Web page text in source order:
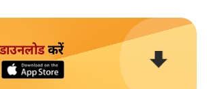
डाउनलोडकरें